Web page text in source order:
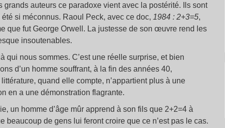
auteurs ce paradoxe vient avec la postérité. Ils sont
si méconnus. Raoul Peck, avec ce doc, 1984 : 2+3=5,
que fut George Orwell. La justesse de son œuvre rend les
insoutenables.
qui nous sommes. C’est une réelle surprise, et bien
d’un homme souffrant, à la fin des années 40,
quand elle compte, n’appartient plus à une
en a une démonstration flagrante.
un homme d’âge mûr apprend à son fils que 2+2=4 à
beaucoup de gens lui feront croire que ce n’est pas le cas.